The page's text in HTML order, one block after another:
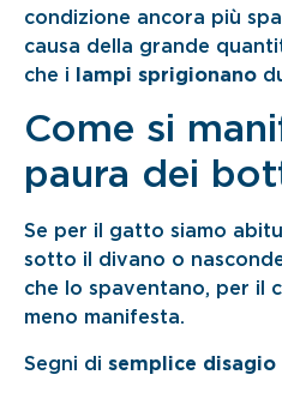
condizione ancora più
causa della grande
che i
lampi sprigionano
Come si
paura dei
Se per il gatto siamo
sotto il divano o
che lo spaventano, per il
meno manifesta.
Segni di semplice disagio